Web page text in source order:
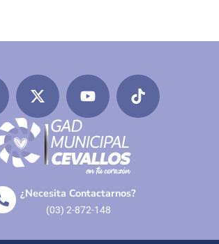
¿Necesita Contactarnos?
(03) 2-872-148